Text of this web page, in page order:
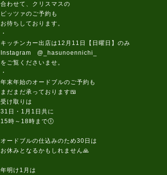
合わせて、クリスマスの
ピッツァのご予約も
お待ちしております。
・
キッチンカー出店は12月11日【日曜日】のみ
Instagram @_hasunoennichi_
をご覧くださいませ。
・
年末年始のオードブルのご予約も
まだまだ承っております🍱
受け取りは
31日・1月1日共に
15時～18時まで🕕️
オードブルの仕込みのため30日は
お休みとなるかもしれません🙏
年明け1月は